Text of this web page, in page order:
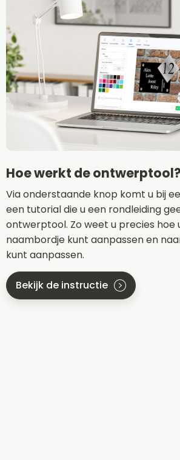
Hoe werkt de ontwerptool?
Via onderstaande knop komt u bij
een tutorial die u een rondleiding
ontwerptool. Zo weet u precies hoe
naambordje kunt aanpassen en
kunt aanpassen.
Bekijk de instructie